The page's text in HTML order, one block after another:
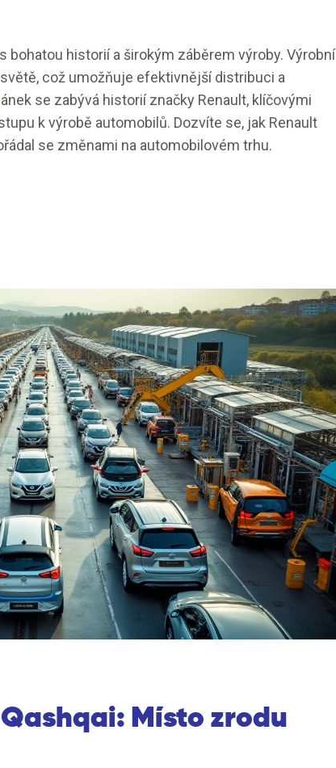
bohatou historií a širokým záběrem výroby. Výrobní
což umožňuje efektivnější distribuci a
se zabývá historií značky Renault, klíčovými
k výrobě automobilů. Dozvíte se, jak Renault
se změnami na automobilovém trhu.
Místo zrodu